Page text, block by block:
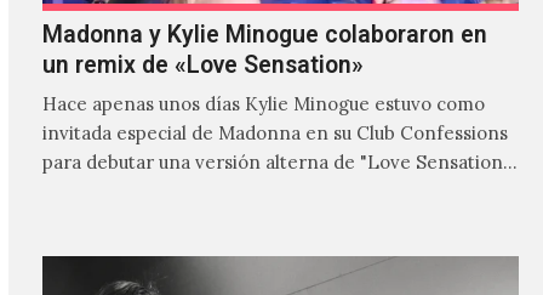
Madonna y Kylie Minogue colaboraron en
un remix de «Love Sensation»
Hace apenas unos días Kylie Minogue estuvo como
invitada especial de Madonna en su Club Confessions
para debutar una versión alterna de "Love Sensation",